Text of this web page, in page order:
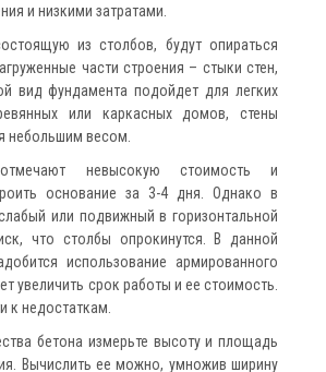
и низкими затратами.
из столбов, будут опираться
части строения – стыки стен,
вид фундамента подойдет для легких
или каркасных домов, стены
небольшим весом.
невысокую стоимость и
основание за 3-4 дня. Однако в
или подвижный в горизонтальной
что столбы опрокинутся. В данной
использование армированного
увеличить срок работы и ее стоимость.
к недостаткам.
бетона измерьте высоту и площадь
Вычислить ее можно, умножив ширину